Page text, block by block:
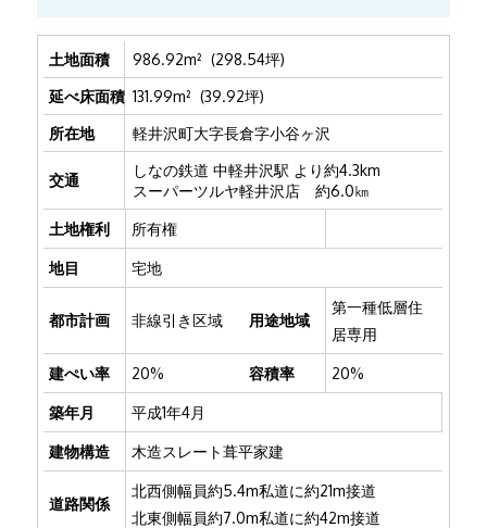
土地面積
986.92m² (298.54坪)
延べ床面積 131.99m² (39.92坪)
所在地
軽井沢町大字長倉字小谷ヶ沢
交通
しなの鉄道 中軽井沢駅 より約4.3km
スーパーツルヤ軽井沢店 約6.0㎞
土地権利 所有権
地目 宅地
都市計画 非線引き区域 用途地域
第一種低層住
居専用
建ぺい率 20% 容積率 20%
築年月 平成1年4月
建物構造 木造スレート葺平家建
道路関係
北西側幅員約5.4m私道に約21m接道
北東側幅員約7.0m私道に約42m接道